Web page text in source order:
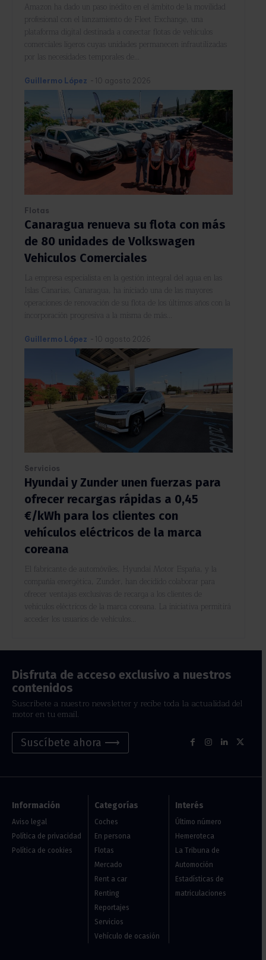
Amazon ha dado un paso inédito en el ámbito de la movilidad
profesional con el lanzamiento de Fleet Exchange, una
plataforma digital destinada a conectar flotas de vehículos
comerciales ligeros cuyas unidades permanecen infrautilizadas
por las necesidades temporales de...
Guillermo López - 10 agosto 2026
Flotas
Canaragua renueva su flota con más
de 80 unidades de Volkswagen
Vehiculos Comerciales
La empresa especialista en la gestión integral del agua en las
Islas Canarias, Canaragua, ha iniciado una de las mayores
operaciones de renovación de su flota de los últimos años con la
incorporación progresiva a la misma de más...
Guillermo López - 10 agosto 2026
Servicios
Hyundai y Zunder unen fuerzas para
ofrecer recargas rápidas a 0,45
€/kWh para los clientes con
vehículos eléctricos de la marca
coreana
El fabricante de automóviles, Hyundai Motor España, y la
compañía energética, Zunder, han decidido colaborar para
ofrecer ventajas exclusivas de recarga a los clientes de
vehículos eléctricos de la marca coreana. La iniciativa permitirá
acceder los usuarios de vehículos...
Disfruta de acceso exclusivo a nuestros
contenidos
Suscríbete a nuestro newsletter y recibe toda la actualidad del
motor en tu email.
Suscíbete ahora ⟶
Información
Aviso legal
Política de privacidad
Política de cookies
Categorías
Coches
En persona
Flotas
Mercado
Rent a car
Renting
Reportajes
Servicios
Vehículo de ocasión
Interés
Último número
Hemeroteca
La Tribuna de
Automoción
Estadísticas de
matriculaciones